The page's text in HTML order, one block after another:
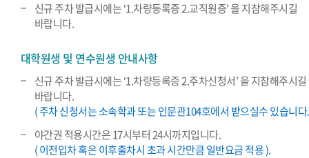
신규 주차 발급시에는 ‘1.차량등록증 2.교직원증’ 을 지참해주시길
바랍니다.
대학원생 및 연수원생 안내사항
신규 주차 발급시에는 ‘1.차량등록증 2.주차신청서’ 을 지참해주시길
바랍니다.
( 주차 신청서는 소속학과 또는 인문관104호에서 받으실수 있습니
야간권 적용시간은 17시부터 24시까지입니다.
( 이전입차 혹은 이후출차시 초과 시간만큼 일반요금 적용 ).